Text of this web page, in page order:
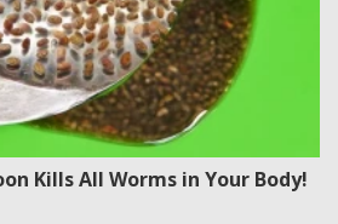
Kills All Worms in Your Body!